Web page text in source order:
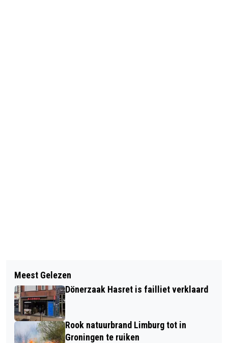
KOMENDE WEEK ZONNIGER EN
WARMER; VERSCHILLEN NOORDEN EN
ZUIDEN BLIJVEN
AVOND- EN NACHTAFSLUITINGEN
RING ZUID KOMENDE TWEE WEKEN
Meest Gelezen
Dönerzaak Hasret is failliet verklaard
Rook natuurbrand Limburg tot in
Groningen te ruiken